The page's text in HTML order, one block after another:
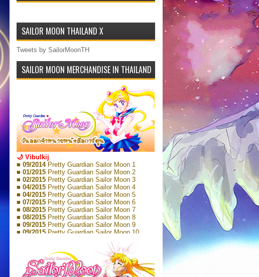
SAILOR MOON THAILAND X
Tweets by SailorMoonTH
SAILOR MOON MERCHANDISE IN THAILAND
🌙 Vibulkij
■ 09/2014 Pretty Guardian Sailor Moon 1
■ 01/2015 Pretty Guardian Sailor Moon 2
■ 02/2015 Pretty Guardian Sailor Moon 3
■ 04/2015 Pretty Guardian Sailor Moon 4
■ 04/2015 Pretty Guardian Sailor Moon 5
■ 07/2015 Pretty Guardian Sailor Moon 6
■ 08/2015 Pretty Guardian Sailor Moon 7
■ 08/2015 Pretty Guardian Sailor Moon 8
■ 09/2015 Pretty Guardian Sailor Moon 9
■ 09/2015 Pretty Guardian Sailor Moon 10
Pretty Guardian Sailor Moon 11
Pretty Guardian Sailor Moon 12
Pretty Guardian Sailor Moon Short
Stories 1
■ 09/2018Pretty Guardian Sailor Moon Short